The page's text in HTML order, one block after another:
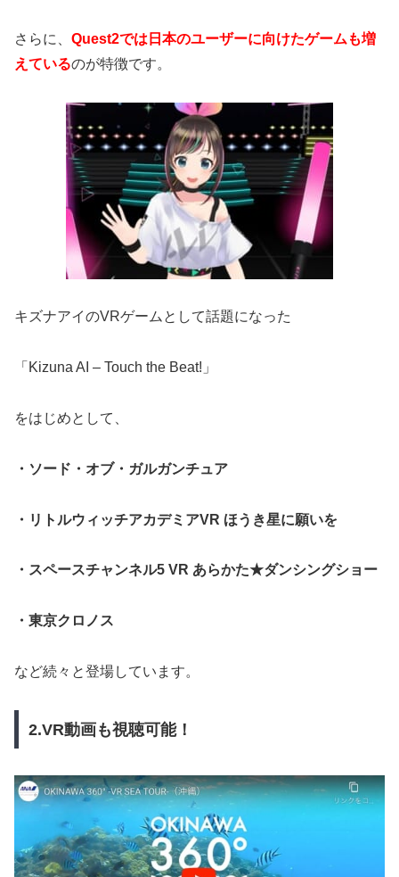
さらに、 Quest2では日本のユーザーに向けたゲームも増
えているのが特徴です。
キズナアイのVRゲームとして話題になった
「Kizuna AI – Touch the Beat!」
をはじめとして、
・ソード・オブ・ガルガンチュア
・リトルウィッチアカデミアVR ほうき星に願いを
・スペースチャンネル5 VR あらかた★ダンシングショー
・東京クロノス
など続々と登場しています。
2.VR動画も視聴可能！